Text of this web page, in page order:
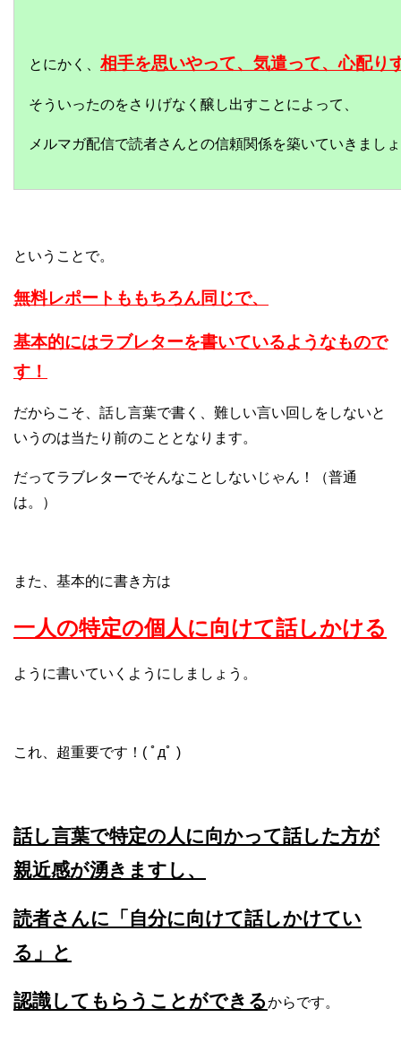
とにかく、 相手を思いやって、気遣って、心配り
そういったのをさりげなく醸し出すことによって、
メルマガ配信で読者さんとの信頼関係を築いていきまし
ということで。
無料レポートももちろん同じで、
基本的にはラブレターを書いているようなもので
す！
だからこそ、話し言葉で書く、難しい言い回しをしないと
いうのは当たり前のこととなります。
だってラブレターでそんなことしないじゃん！（普通
は。）
また、基本的に書き方は
一人の特定の個人に向けて話しかける
ように書いていくようにしましょう。
これ、超重要です！( ﾟдﾟ )
話し言葉で特定の人に向かって話した方が
親近感が湧きますし、
読者さんに「自分に向けて話しかけてい
る」と
認識してもらうことができるからです。